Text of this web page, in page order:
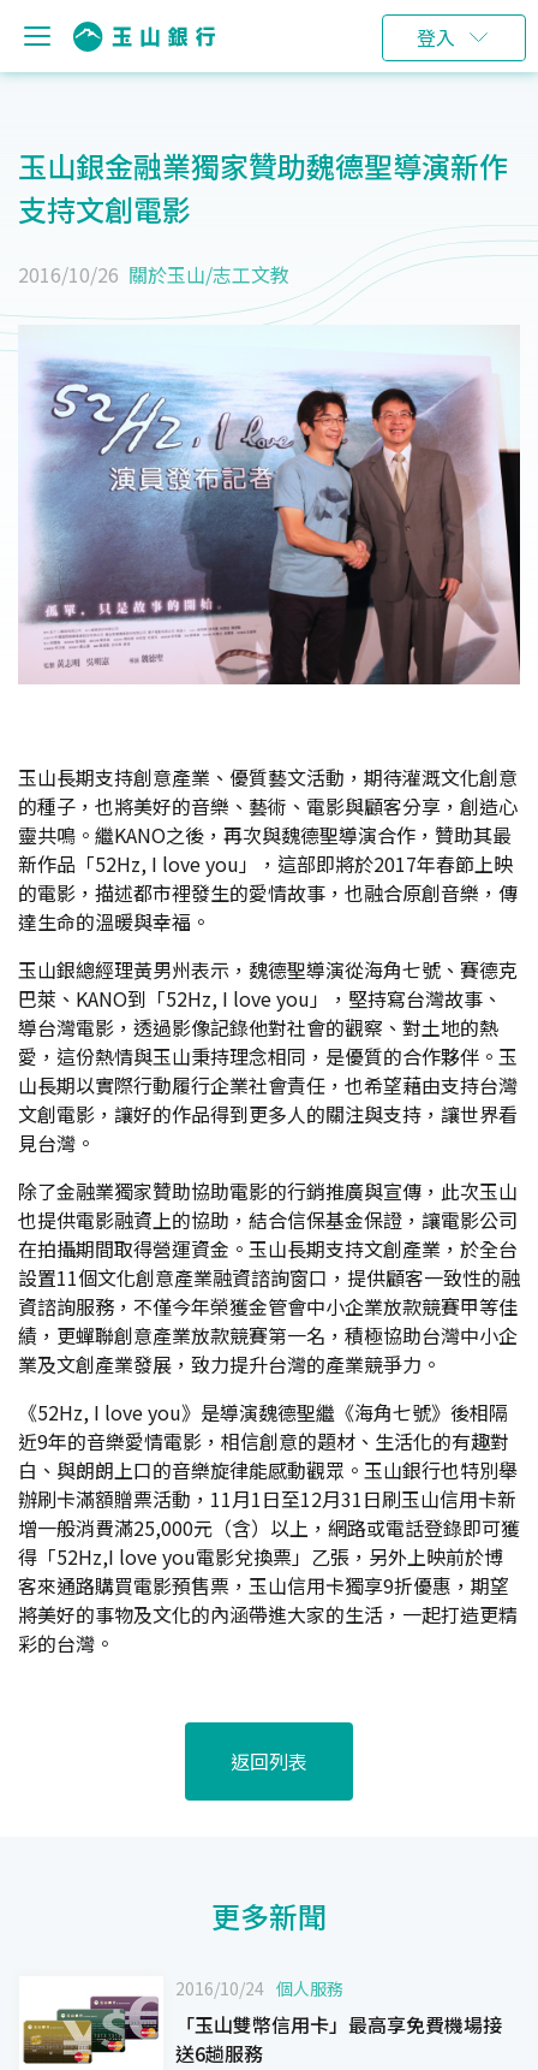
登入
玉山銀金融業獨家贊助魏德聖導演新作
支持文創電影
2016/10/26 關於玉山/志工文教
玉山長期支持創意產業、優質藝文活動，期待灌溉文化創意
的種子，也將美好的音樂、藝術、電影與顧客分享，創造心
靈共鳴。繼KANO之後，再次與魏德聖導演合作，贊助其最
新作品「52Hz, I love you」，這部即將於2017年春節上映
的電影，描述都市裡發生的愛情故事，也融合原創音樂，傳
達生命的溫暖與幸福。
玉山銀總經理黃男州表示，魏德聖導演從海角七號、賽德克
巴萊、KANO到「52Hz, I love you」，堅持寫台灣故事、
導台灣電影，透過影像記錄他對社會的觀察、對土地的熱
愛，這份熱情與玉山秉持理念相同，是優質的合作夥伴。玉
山長期以實際行動履行企業社會責任，也希望藉由支持台灣
文創電影，讓好的作品得到更多人的關注與支持，讓世界看
見台灣。
除了金融業獨家贊助協助電影的行銷推廣與宣傳，此次玉山
也提供電影融資上的協助，結合信保基金保證，讓電影公司
在拍攝期間取得營運資金。玉山長期支持文創產業，於全台
設置11個文化創意產業融資諮詢窗口，提供顧客一致性的融
資諮詢服務，不僅今年榮獲金管會中小企業放款競賽甲等佳
績，更蟬聯創意產業放款競賽第一名，積極協助台灣中小企
業及文創產業發展，致力提升台灣的產業競爭力。
《52Hz, I love you》是導演魏德聖繼《海角七號》後相隔
近9年的音樂愛情電影，相信創意的題材、生活化的有趣對
白、與朗朗上口的音樂旋律能感動觀眾。玉山銀行也特別舉
辦刷卡滿額贈票活動，11月1日至12月31日刷玉山信用卡新
增一般消費滿25,000元（含）以上，網路或電話登錄即可獲
得「52Hz,I love you電影兌換票」乙張，另外上映前於博
客來通路購買電影預售票，玉山信用卡獨享9折優惠，期望
將美好的事物及文化的內涵帶進大家的生活，一起打造更精
彩的台灣。
返回列表
更多新聞
2016/10/24 個人服務
「玉山雙幣信用卡」最高享免費機場接
送6趟服務